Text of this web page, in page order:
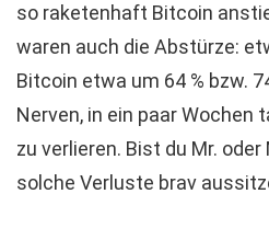
so raketenhaft Bitcoin
waren auch die Abstürze:
Bitcoin etwa um 64 % bzw.
Nerven, in ein paar Wochen
zu verlieren. Bist du Mr.
solche Verluste brav